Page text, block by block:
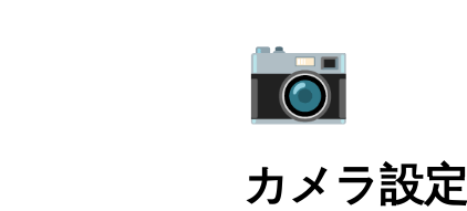
📷
カメラ設定